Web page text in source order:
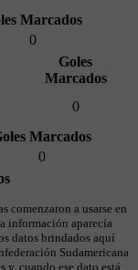
Marcados
0
Goles
Marcados
0
Marcados
0
comenzaron a usarse en
información aparecía
datos brindados aquí
Sudamericana
cuando ese dato está